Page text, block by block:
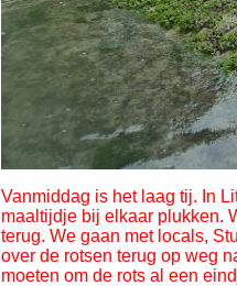
Vanmiddag is het laag tij. In
maaltijdje bij elkaar plukken.
terug. We gaan met locals,
over de rotsen terug op weg
moeten om de rots al een